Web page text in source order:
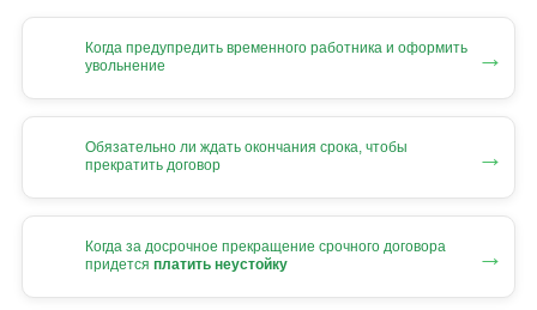
Когда предупредить временного работника и оформить
увольнение
→
Обязательно ли ждать окончания срока, чтобы
прекратить договор
→
Когда за досрочное прекращение срочного договора
придется платить неустойку →